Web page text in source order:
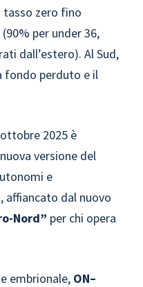
zero fino
per under 36,
dall’estero). Al Sud,
fondo perduto e il
2025 è
versione del
e
affiancato dal nuovo
Nord” per chi opera
embrionale, ON–